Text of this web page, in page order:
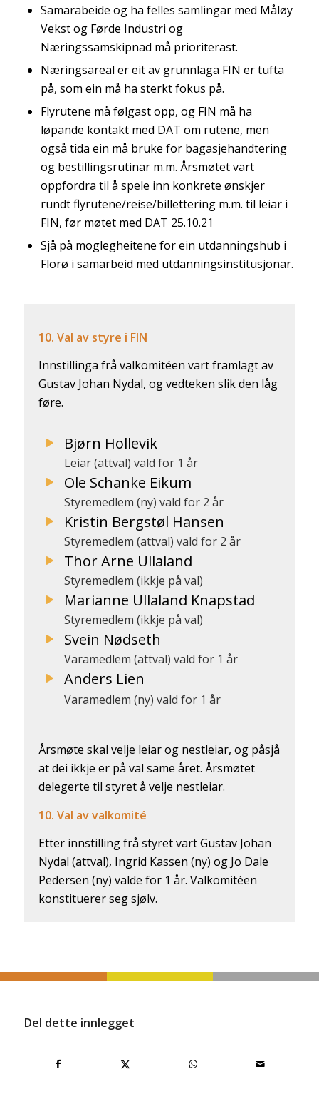
Samarabeide og ha felles samlingar med Måløy
Vekst og Førde Industri og
Næringssamskipnad må prioriterast.
Næringsareal er eit av grunnlaga FIN er tufta
på, som ein må ha sterkt fokus på.
Flyrutene må følgast opp, og FIN må ha
løpande kontakt med DAT om rutene, men
også tida ein må bruke for bagasjehandtering
og bestillingsrutinar m.m. Årsmøtet vart
oppfordra til å spele inn konkrete ønskjer
rundt flyrutene/reise/billettering m.m. til leiar i
FIN, før møtet med DAT 25.10.21
Sjå på moglegheitene for ein utdanningshub i
Florø i samarbeid med utdanningsinstitusjonar.
10. Val av styre i FIN
Innstillinga frå valkomitéen vart framlagt av
Gustav Johan Nydal, og vedteken slik den låg
føre.
Bjørn Hollevik
Leiar (attval) vald for 1 år
Ole Schanke Eikum
Styremedlem (ny) vald for 2 år
Kristin Bergstøl Hansen
Styremedlem (attval) vald for 2 år
Thor Arne Ullaland
Styremedlem (ikkje på val)
Marianne Ullaland Knapstad
Styremedlem (ikkje på val)
Svein Nødseth
Varamedlem (attval) vald for 1 år
Anders Lien
Varamedlem (ny) vald for 1 år
Årsmøte skal velje leiar og nestleiar, og påsjå
at dei ikkje er på val same året. Årsmøtet
delegerte til styret å velje nestleiar.
10. Val av valkomité
Etter innstilling frå styret vart Gustav Johan
Nydal (attval), Ingrid Kassen (ny) og Jo Dale
Pedersen (ny) valde for 1 år. Valkomitéen
konstituerer seg sjølv.
Del dette innlegget